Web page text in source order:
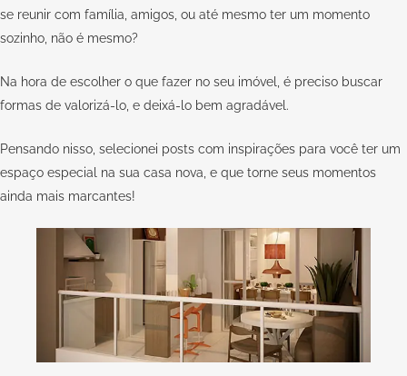
se reunir com família, amigos, ou até mesmo ter um momento
sozinho, não é mesmo?
Na hora de escolher o que fazer no seu imóvel, é preciso buscar
formas de valorizá-lo, e deixá-lo bem agradável.
Pensando nisso, selecionei posts com inspirações para você ter um
espaço especial na sua casa nova, e que torne seus momentos
ainda mais marcantes!